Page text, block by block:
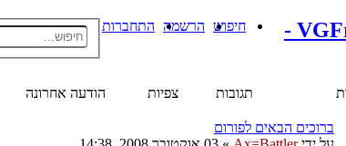
התחברות הרשמה חיפוש
פורום VGFreak -
תגובות צפיות הודעה אחרונה
ברוכים הבאים לפורום